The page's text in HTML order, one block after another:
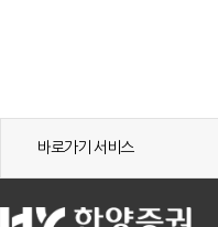
바로가기 서비스